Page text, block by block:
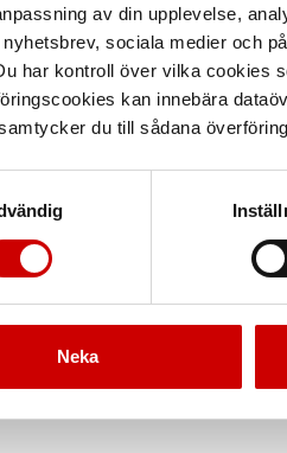
av din upplevelse,
sociala medier och
har kontroll över vilka cookies
kan innebära
du till sådana
Neka
produkt